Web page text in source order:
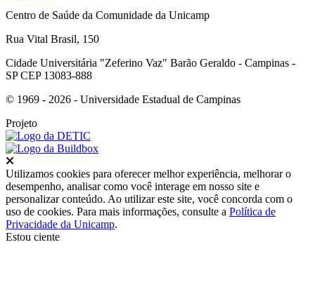
Centro de Saúde da Comunidade da Unicamp
Rua Vital Brasil, 150
Cidade Universitária "Zeferino Vaz" Barão Geraldo - Campinas -
SP CEP 13083-888
© 1969 - 2026 - Universidade Estadual de Campinas
Projeto
Utilizamos cookies para oferecer melhor experiência, melhorar o
desempenho, analisar como você interage em nosso site e
personalizar conteúdo. Ao utilizar este site, você concorda com o
uso de cookies. Para mais informações, consulte a Política de
Privacidade da Unicamp.
Estou ciente